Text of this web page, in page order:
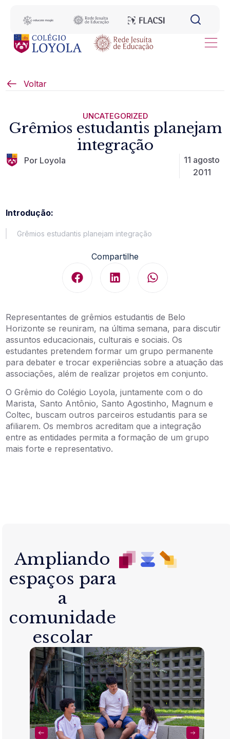
Voltar
UNCATEGORIZED
Grêmios estudantis planejam
integração
Por Loyola
11 agosto
2011
Introdução:
Grêmios estudantis planejam integração
Compartilhe
Representantes de grêmios estudantis de Belo
Horizonte se reuniram, na última semana, para discutir
assuntos educacionais, culturais e sociais. Os
estudantes pretendem formar um grupo permanente
para debater e trocar experiências sobre a atuação das
associações, além de realizar projetos em conjunto.
O Grêmio do Colégio Loyola, juntamente com o do
Marista, Santo Antônio, Santo Agostinho, Magnum e
Coltec, buscam outros parceiros estudantis para se
afiliarem. Os membros acreditam que a integração
entre as entidades permita a formação de um grupo
mais forte e representativo.
Ampliando
espaços para
a
comunidade
escolar